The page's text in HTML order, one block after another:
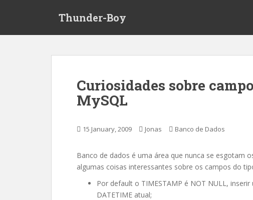
Thunder-Boy
Curiosidades sobre
MySQL
15 January, 2009 Jonas Banco de Dados
Banco de dados é uma área que nunca se esgotam
algumas coisas interessantes sobre os campos do
Por default o TIMESTAMP é NOT NULL,
DATETIME atual;